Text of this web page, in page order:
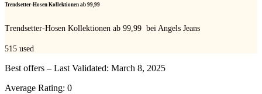
Trendsetter-Hosen Kollektionen ab 99,99 
Trendsetter-Hosen Kollektionen ab 99,99  bei Angels Jeans
515 used
Best offers – Last Validated: March 8, 2025
Average Rating: 0